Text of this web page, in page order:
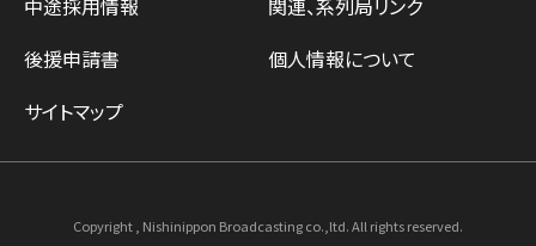
後援申請書
個人情報について
サイトマップ
Copyright , Nishinippon Broadcasting co.,ltd. All rights reserved.